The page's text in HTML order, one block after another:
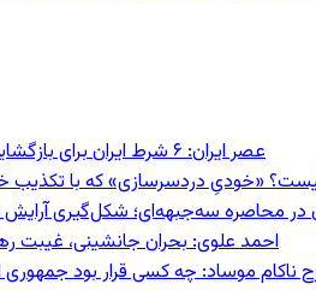
عصر ایران: ۶ شرط ایران برای بازگشایی تنگه هرمز اعلام شد
«خودیِ دردسرسازی» که با تکذیب
در محاصره سه‌جبهه‌ای؛ شکل‌گیری آرایش
احمد علوی: بحران جانشینی، غیبت
ناکام موساد: چه کسی قرار بود جمهوری